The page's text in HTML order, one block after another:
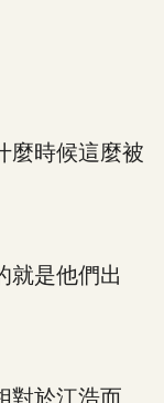
時候這麼被
是他們出
於江浩而